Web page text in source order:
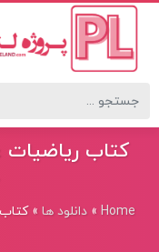
Home
»دانلود ها »